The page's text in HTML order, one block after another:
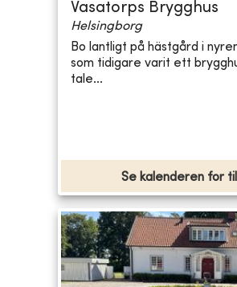
Vasatorps Brygghus
Helsingborg
Bo lantligt på hästgård i
som tidigare varit ett
tale...
Se kalenderen for